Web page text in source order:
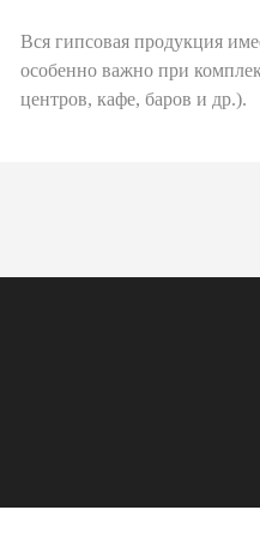
Вся гипсовая продукция
особенно важно при
центров, кафе, баров и др.).